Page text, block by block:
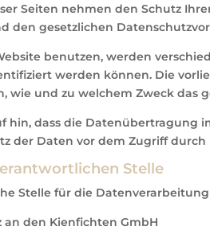
Seiten nehmen den Schutz
den gesetzlichen
benutzen, werden
werden können. Die
wie und zu welchem Zweck das
hin, dass die Datenübertragung
der Daten vor dem Zugriff
Stelle
Stelle für die
an den Kienfichten GmbH